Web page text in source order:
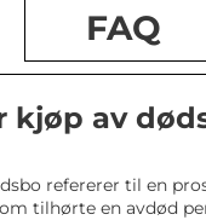
FAQ
kjøp av
refererer til en
tilhørte en avdød